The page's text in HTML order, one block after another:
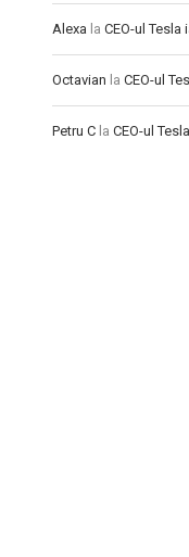
Alexa la CEO-ul
Octavian la CEO-ul
Petru C la CEO-ul